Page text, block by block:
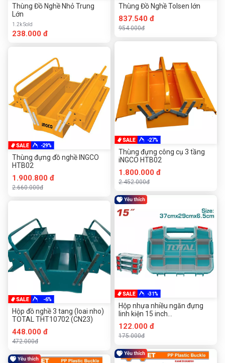
Thùng Đồ Nghề Nhỏ Trung
Lớn
1.2k Sold
238.000 đ
-29%
Thùng đựng đồ nghề INGCO
HTB02
1.900.800 đ
2.660.000đ
-6%
Hộp đồ nghề 3 tang (loai nho)
TOTAL THT10702 (CN23)
448.000 đ
472.000đ
Thùng Đồ Nghề Tolsen lớn
837.540 đ
954.000đ
-27%
Thùng đựng công cụ 3 tầng
iNGCO HTB02
1.800.000 đ
2.452.000đ
-31%
Hộp nhựa nhiều ngăn đựng
linh kiện 15 inch
370x290x65mm Total
TPBX1151
122.000 đ
175.000đ